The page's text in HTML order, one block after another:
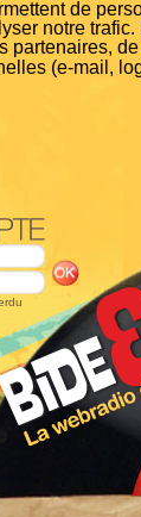
de
notre
partenaires,
(e-mail,